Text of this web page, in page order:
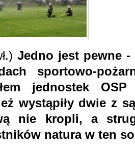
Jedno jest pewne -
sportowo-
jednostek
wystąpiły dwie z
nie kropli, a
natura w ten